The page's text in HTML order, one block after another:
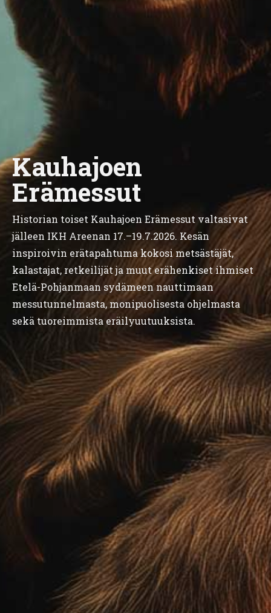
Kauhajoen
Erämessut
Historian toiset Kauhajoen Erämessut valtasivat
jälleen IKH Areenan 17.–19.7.2026. Kesän
inspiroivin erätapahtuma kokosi metsästäjät,
kalastajat, retkeilijät ja muut erähenkiset ihmiset
Etelä-Pohjanmaan sydämeen nauttimaan
messutunnelmasta, monipuolisesta ohjelmasta
sekä tuoreimmista eräilyuutuuksista.